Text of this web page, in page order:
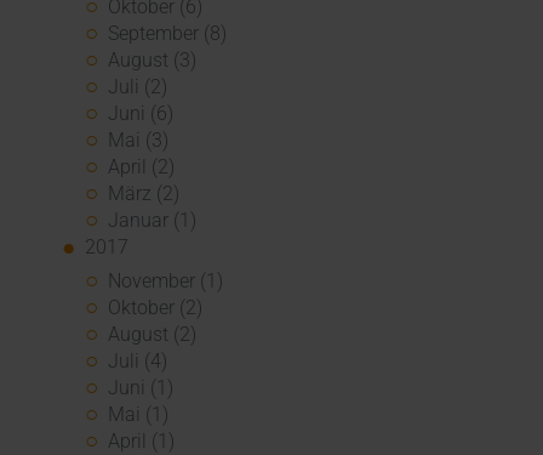
Oktober (6)
September (8)
August (3)
Juli (2)
Juni (6)
Mai (3)
April (2)
März (2)
Januar (1)
2017
November (1)
Oktober (2)
August (2)
Juli (4)
Juni (1)
Mai (1)
April (1)